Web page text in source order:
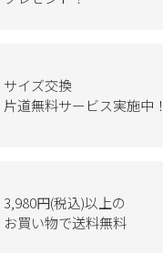
サイズ交換
片道無料サービス実施中！
3,980円(税込)以上の
お買い物で送料無料